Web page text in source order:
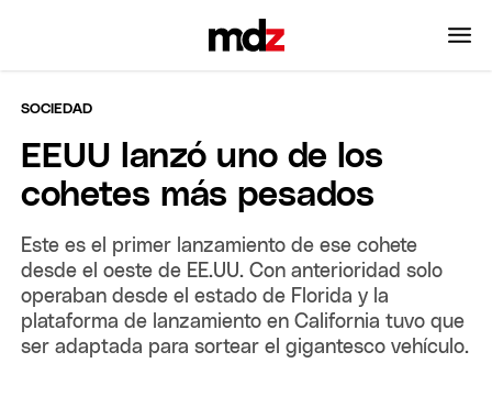
SOCIEDAD
EEUU lanzó uno de los
cohetes más pesados
Este es el primer lanzamiento de ese cohete
desde el oeste de EE.UU. Con anterioridad solo
operaban desde el estado de Florida y la
plataforma de lanzamiento en California tuvo que
ser adaptada para sortear el gigantesco vehículo.